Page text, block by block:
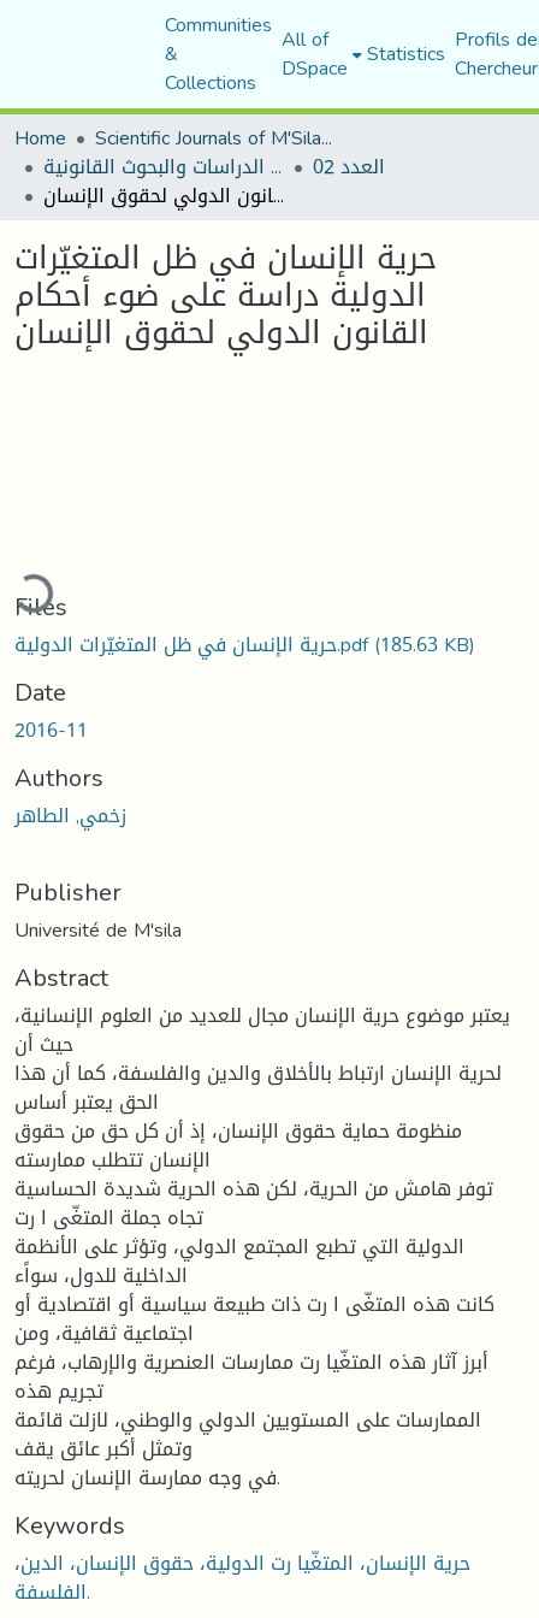
Communities
&
Collections
All of
DSpace Statistics Profils
Home
Scientific Journals of M'Sila University
مجلة الدراسات والبحوث القانونية العدد 02
حرية الإنسان في ظل المتغيّرات الدولية دراسة على ضوء أحكام القانون الدولي لحقوق الإنسان
حرية الإنسان في ظل المتغيّرات
الدولية دراسة على ضوء أحكام
القانون الدولي لحقوق الإنسان
Files
حرية الإنسان في ظل المتغيّرات الدولية.pdf(185.63 KB)
Date
2016-11
Authors
زخمي, الطاهر
Publisher
Université de M'sila
Abstract
یعتبر موضوع حریة الإنسان مجال للعدید من العلوم الإنسانیة،
حیث أن
لحریة الإنسان ارتباط بالأخلاق والدین والفلسفة، كما أن هذا
الحق یعتبر أساس
منظومة حمایة حقوق الإنسان، إذ أن كل حق من حقوق
الإنسان تتطلب ممارسته
توفر هامش من الحریة، لكن هذه الحریة شدیدة الحساسیة
تجاه جملة المتغّی ا رت
الدولیة التي تطبع المجتمع الدولي، وتؤثر على الأنظمة
الداخلیة للدول، سواًء
كانت هذه المتغّی ا رت ذات طبیعة سیاسیة أو اقتصادیة أو
اجتماعیة ثقافیة، ومن
أبرز آثار هذه المتغّیا رت ممارسات العنصریة والإرهاب، فرغم
تجریم هذه
الممارسات على المستویین الدولي والوطني، لازلت قائمة
وتمثل أكبر عائق یقف
في وجه ممارسة الإنسان لحریته.
Keywords
حریة الإنسان، المتغّیا رت الدولیة، حقوق الإنسان، الدین،
الفلسفة.